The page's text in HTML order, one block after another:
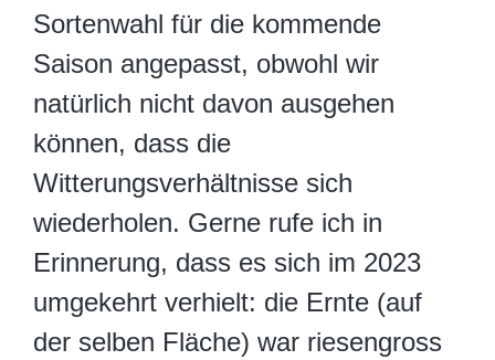
Sortenwahl für die kommende
Saison angepasst, obwohl wir
natürlich nicht davon ausgehen
können, dass die
Witterungsverhältnisse sich
wiederholen. Gerne rufe ich in
Erinnerung, dass es sich im 2023
umgekehrt verhielt: die Ernte (auf
der selben Fläche) war riesengross